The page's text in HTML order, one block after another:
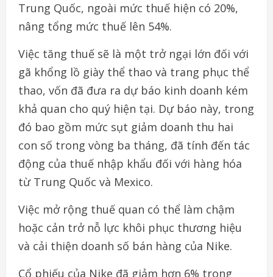
Trung Quốc, ngoài mức thuế hiện có 20%,
nâng tổng mức thuế lên 54%.
Việc tăng thuế sẽ là một trở ngại lớn đối với
gã khổng lồ giày thể thao và trang phục thể
thao, vốn đã đưa ra dự báo kinh doanh kém
khả quan cho quý hiện tại. Dự báo này, trong
đó bao gồm mức sụt giảm doanh thu hai
con số trong vòng ba tháng, đã tính đến tác
động của thuế nhập khẩu đối với hàng hóa
từ Trung Quốc và Mexico.
Việc mở rộng thuế quan có thể làm chậm
hoặc cản trở nỗ lực khôi phục thương hiệu
và cải thiện doanh số bán hàng của Nike.
Cổ phiếu của Nike đã giảm hơn 6% trong